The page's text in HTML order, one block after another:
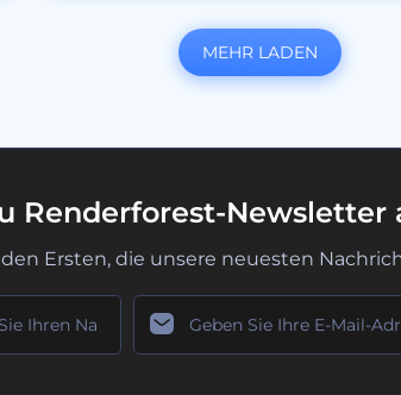
MEHR LADEN
Renderforest-Newsletter
den Ersten, die unsere neuesten